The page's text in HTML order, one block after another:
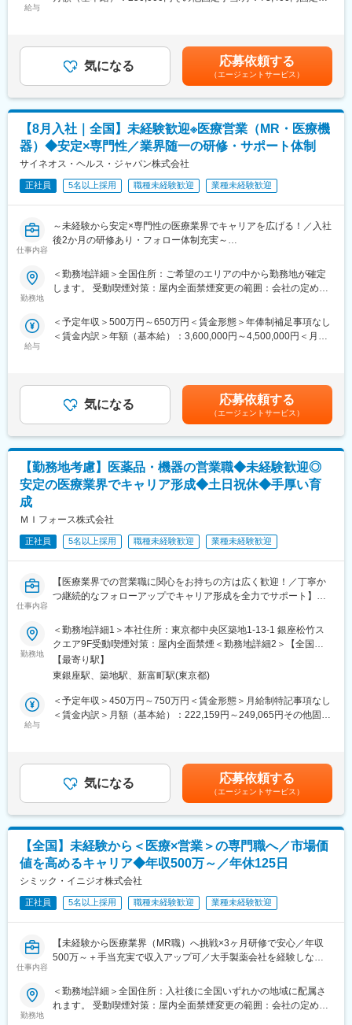
＜社会貢献度の高さ＞
自身の売上・営業活動が患者さんのQOLの向上や病気から救うこ
とに繋がるため、やりがいをもって営業できます。
＜頑張りは適切に評価＞
成果に応じた評価制度が整っており、頑張り次第で大幅な年収UP
も目指せます。
■福利厚生（転勤を伴う場合）：
＜社宅制度（法人契約）＞
・家賃：一部会社負担
・住居契約初期経費：会社負担（上限設定あり）
・入居時の引越し費用：会社負担（会社指定業者）
品に関する情報提供を行います。
医薬品は「どの成分に、どのような効果があって、誰に使うと良
いのか」などの情報が付加されて、初めて効果的に使うことがで
きます。医師への適切な医薬品情報の提供を通じて、患者さんの
治療、地域医療課題に貢献することができます。
■安心の研修体制：
・入社から3か月間：座学研修（導入教育）のみ
└医薬品や医療業界、営業方法についての知識を身につけます。
・導入教育終了後は、Web講義、e-Learning、集合研修を組み合
わせて行う、MR認定試験に100％を担保する対策講座がありま
・現場配属後も月1回以上の面談を設けており、成果を出すための
フォロー体制を整えております。
営業職が目指せます。
にくく、安定した売上を誇っています。
・当社は、東証プライム上場以来、10期連続で増収中のクオール
グループに属しており、主力事業を担っています。
＜社会貢献度の高さ＞
自身の売上・営業活動が患者さんのQOLの向上や病気から救うこ
とに繋がるため、やりがいをもって営業できます。
成果に応じた評価制度が整っており、頑張り次第で大幅な年収UP
■福利厚生（転勤を伴う場合）：
・家賃：一部会社負担
・住居契約初期経費：会社負担（上限設定あり）
変更の範囲：会社の定める業務
給与
どを考慮し、規定により決定します。※年収の他に別途日当（月額
3～4万円）・諸手当有昇給：年1回★頑張りに応じて年収UP★赴
任先の評価次第で大幅に年収をUPできます。（年2回業績給改
定）★初任地から全国配属可能な場合、一時金の支給あり★賃金
はあくまでも目安の金額であり、選考を通じて上下する可能性が
あります。月給(月額)は固定手当を含めた表記です。
気になる 応募依頼する
（エージェントサービス）
【8月入社｜全国】未経験歓迎※医療営業（MR・医療機
器）◆安定×専門性／業界随一の研修・サポート体制
サイネオス・ヘルス・ジャパン株式会社
正社員 5名以上採用 職種未経験歓迎 業種未経験歓迎
仕事内容
～未経験から安定×専門性の医療業界でキャリアを広げる！／入社
後2か月の研修あり・フォロー体制充実～
大手企業で安定就業】
てキャリアをスタートできるポジションです。
当社は製薬・医療機器メーカーの営業業務を担う
2カ月の集中研修で業界の基礎から学べるため、医療業界が初めて
の方でも安心して挑戦できます。
営業職ならではの「提案スキル」だけでなく、専門知識を持って
医師などに提案するため、市場では需要が高まり、希少性も増し
ています。
・MRとは
行います。
※MRだけでなく、医療機器営業職としてアサインされる可能性も
ございます。
■ 丁寧な研修・支援体制
入社後は2カ月間の研修制度がありますので、未経験でもキャッチ
同期社員と一緒に集中的に研修を行い、その後配属先に応じた製
品研修を行います。
※配属入社後に確定予定／ご希望や適性を考慮し、1つ目のプロジ
ェクトは製薬・医療機器メーカーのいずれかに配属します。
配属後も知識とスキルアップのために様々な研修をご用意してい
ます。
■明確な評価制度／やりがいや努力がきちんと報われる報酬制度
手当もアップします。
■豊富なキャリアプランとサポート体制
幅広いキャリアプランがあります。
また、弊社のマネージャーのほとんどは、MRからキャリアチェン
ジしたメンバーです。担当マネージャーが定期的に面談を行い、
変更の範囲：会社の定める業務
勤務地
＜勤務地詳細＞全国住所：ご希望のエリアの中から勤務地が確定
します。 受動喫煙対策：屋内全面禁煙変更の範囲：会社の定める
給与
＜予定年収＞500万円～650万円＜賃金形態＞年俸制補足事項なし
＜賃金内訳＞年額（基本給）：3,600,000円～4,500,000円＜月額
動・四半期一時金：10万円（四半期に1回、10万円程度支給）※た
だし支給条件有。他、永続勤務報奨金（3年勤務5万円支給、5年
勤務10万円…）ございます。賃金はあくまでも目安の金額であ
り、選考を通じて上下する可能性があります。月給(月額)は固定手
当を含めた表記です。
気になる 応募依頼する
（エージェントサービス）
【勤務地考慮】医薬品・機器の営業職◆未経験歓迎◎
安定の医療業界でキャリア形成◆土日祝休◆手厚い育
成
ＭＩフォース株式会社
正社員 5名以上採用 職種未経験歓迎 業種未経験歓迎
仕事内容
【医療業界での営業職に関心をお持ちの方は広く歓迎！／丁寧か
つ継続的なフォローアップでキャリア形成を全力でサポート】
■業務内容：
医療系総合職として製薬メーカーや医療機器メーカー等業務を委
託する「CSO」に所属し、プロジェクトごとに複数のメーカーで
勤務いただきます。今回は大手医療機器メーカー様へのプロジェ
クトへアサイン予定です。グローバルトップメーカーなど様々な
PJTに携わる事が出来ます。
医師や医療機器を扱う医療従事者に医療機器の情報提供や販売を
行います。販売だけでなく、実際使用する際のトレーニングサポ
ートやアフターフォローまで手掛けることが特徴で、医療の現場
医師や薬剤師、看護師など医療従事者に医薬品の効果や副作用な
どの情報提供や情報収集を行います。患者さんのQOL改善に向
け、日々最新情報を学習し医療の一旦を担う専門性の高い活動が
できます。
■入社後の流れ：
入社後は導入研修を受講。アサイン先企業の研修などフォロー体
制は万全で、医療機器営業に必要な製品知識や業界の知識は入社
後に習得することができます。
◎PMによる安心のフォロー体制
社員の活動を、経験と知識を豊富に持つプロジェクトマネージャ
勤務地
＜勤務地詳細1＞本社住所：東京都中央区築地1-13-1 銀座松竹ス
クエア9F受動喫煙対策：屋内全面禁煙＜勤務地詳細2＞【全国】
クライアント先住所：東京都 他 受動喫煙対策：屋内全面禁煙変
更の範囲：会社の定める事業所（リモートワーク含む）
【最寄り駅】
東銀座駅、築地駅、新富町駅(東京都)
給与
＜予定年収＞450万円～750万円＜賃金形態＞月給制特記事項なし
＜賃金内訳＞月額（基本給）：222,159円～249,065円その他固定
む）＜昇給有無＞有＜残業手当＞有＜給与補足＞業績に応じてイ
ンセンティブあり賃金はあくまでも目安の金額であり、選考を通
じて上下する可能性があります。月給(月額)は固定手当を含めた表
記です。
気になる 応募依頼する
（エージェントサービス）
【全国】未経験から＜医療×営業＞の専門職へ／市場価
値を高めるキャリア◆年収500万～／年休125日
シミック・イニジオ株式会社
正社員 5名以上採用 職種未経験歓迎 業種未経験歓迎
仕事内容
【未経験から医療業界（MR職）へ挑戦×3ヶ月研修で安心／年収
500万～＋手当充実で収入アップ可／大手製薬会社を経験しなが
＜入社月について＞
勤務地
＜勤務地詳細＞全国住所：入社後に全国いずれかの地域に配属さ
れます。 受動喫煙対策：屋内全面禁煙変更の範囲：会社の定める